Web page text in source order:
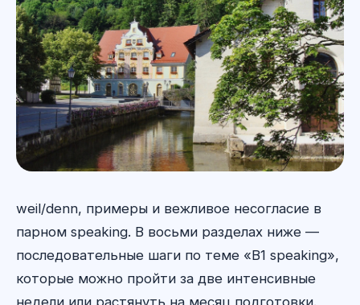
weil/denn, примеры и вежливое несогласие в
парном speaking. В восьми разделах ниже —
последовательные шаги по теме «B1 speaking»,
которые можно пройти за две интенсивные
недели или растянуть на месяц подготовки.